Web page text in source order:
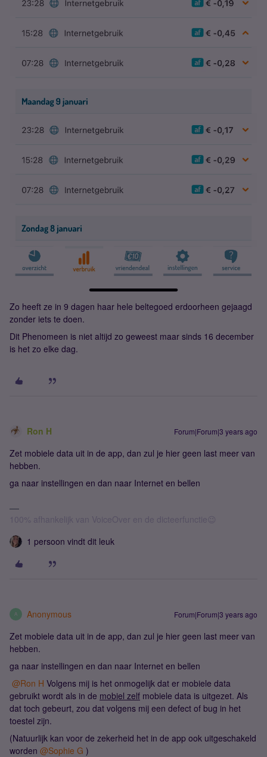
Zo heeft ze in 9 dagen haar hele beltegoed erdoorheen gejaagd
zonder iets te doen.
Dit Phenomeen is niet altijd zo geweest maar sinds 16 december
is het zo elke dag.
Ron H Forum|Forum|3 years ago
Zet mobiele data uit in de app, dan zul je hier geen last meer van
hebben.
ga naar instellingen en dan naar Internet en bellen
100% afhankelijk van VoiceOver en de dicteerfunctie😉
1 persoon vindt dit leuk
A Anonymous Forum|Forum|3 years ago
Zet mobiele data uit in de app, dan zul je hier geen last meer van
hebben.
ga naar instellingen en dan naar Internet en bellen
@Ron H Volgens mij is het onmogelijk dat er mobiele data
gebruikt wordt als in de mobiel zelf mobiele data is uitgezet. Als
dat toch gebeurt, zou dat volgens mij een defect of bug in het
toestel zijn.
(Natuurlijk kan voor de zekerheid het in de app ook uitgeschakeld
worden @Sophie G )